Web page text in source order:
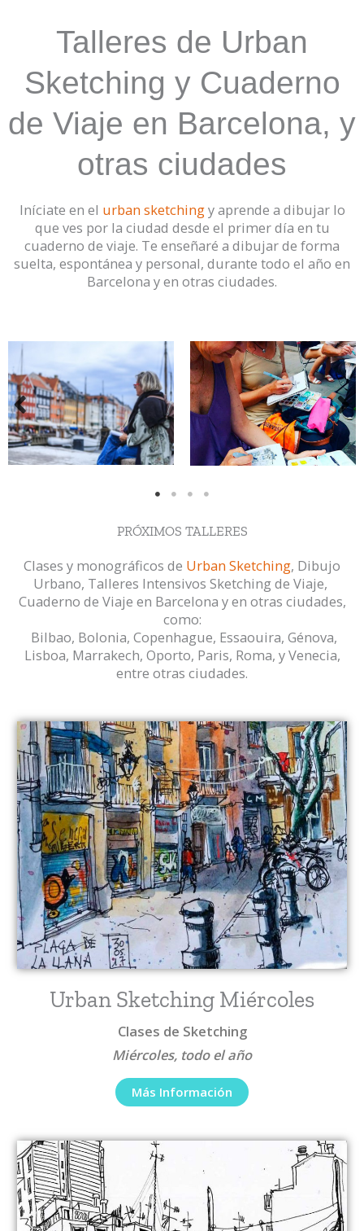
Talleres de Urban
Sketching y Cuaderno
de Viaje en Barcelona, y
otras ciudades
Iníciate en el urban sketchingy aprende a dibujar lo
que ves por la ciudad desde el primer día en tu
cuaderno de viaje. Te enseñaré a dibujar de forma
suelta, espontánea y personal, durante todo el año en
Barcelona y en otras ciudades.
PRÓXIMOS TALLERES​
Clases y monográficos de Urban Sketching, Dibujo
Urbano, Talleres Intensivos Sketching de Viaje,
Cuaderno de Viaje en Barcelona y en otras ciudades,
como:
Bilbao, Bolonia, Copenhague, Essaouira, Génova,
Lisboa, Marrakech, Oporto, Paris, Roma, y Venecia,
entre otras ciudades.
Urban Sketching Miércoles
Clases de Sketching
Miércoles, todo el año
Más Información